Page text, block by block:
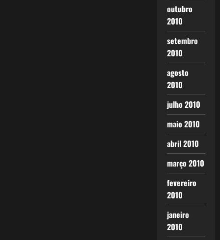
outubro
2010
setembro
2010
agosto
2010
julho 2010
maio 2010
abril 2010
março 2010
fevereiro
2010
janeiro
2010